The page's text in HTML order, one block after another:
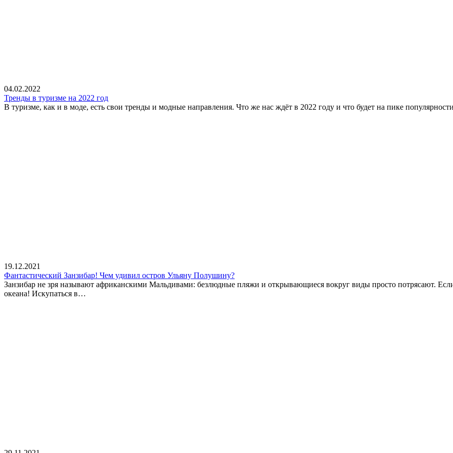
04.02.2022
Тренды в туризме на 2022 год
В туризме, как и в моде, есть свои тренды и модные направления. Что же нас ждёт в 2022 году и что будет на пике
19.12.2021
Фантастический Занзибар! Чем удивил остров Ульяну Полушину?
Занзибар не зря называют африканскими Мальдивами: безлюдные пляжи и открывающиеся вокруг виды просто потрясают.
океана! Искупаться в…